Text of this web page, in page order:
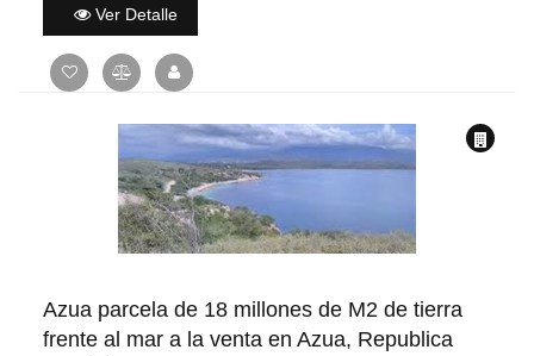
Ver Detalle
Azua parcela de 18 millones de M2 de tierra
frente al mar a la venta en Azua, Republica